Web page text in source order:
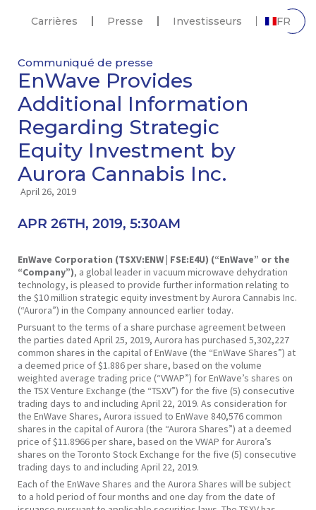
Carrières Presse Investisseurs FR
Communiqué de presse
EnWave Provides
Additional Information
Regarding Strategic
Equity Investment by
Aurora Cannabis Inc.
April 26, 2019
APR 26TH, 2019, 5:30AM
EnWave Corporation (TSXV:ENW | FSE:E4U) (“EnWave” or the
“Company”), a global leader in vacuum microwave dehydration
technology, is pleased to provide further information relating to
the $10 million strategic equity investment by Aurora Cannabis Inc.
(“Aurora”) in the Company announced earlier today.
Pursuant to the terms of a share purchase agreement between
the parties dated April 25, 2019, Aurora has purchased 5,302,227
common shares in the capital of EnWave (the “EnWave Shares”) at
a deemed price of $1.886 per share, based on the volume
weighted average trading price (“VWAP”) for EnWave’s shares on
the TSX Venture Exchange (the “TSXV”) for the five (5) consecutive
trading days to and including April 22, 2019. As consideration for
the EnWave Shares, Aurora issued to EnWave 840,576 common
shares in the capital of Aurora (the “Aurora Shares”) at a deemed
price of $11.8966 per share, based on the VWAP for Aurora’s
shares on the Toronto Stock Exchange for the five (5) consecutive
trading days to and including April 22, 2019.
Each of the EnWave Shares and the Aurora Shares will be subject
to a hold period of four months and one day from the date of